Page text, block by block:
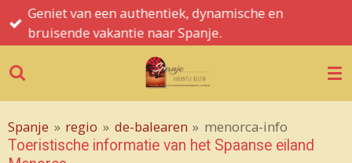
Ga
direct
de
Spanje informatie, tips, hints en de mooiste
bezienswaardigheden
Spanje » regio » de-balearen » menorca-info
Toeristische informatie van het Spaanse eiland